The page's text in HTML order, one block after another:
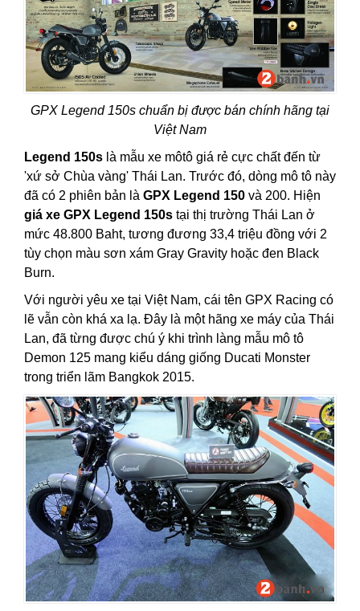
GPX Legend 150s chuẩn bị được bán chính hãng tại
Việt Nam
Legend 150s là mẫu xe môtô giá rẻ cực chất đến từ
'xứ sở Chùa vàng' Thái Lan. Trước đó, dòng mô tô này
đã có 2 phiên bản là GPX Legend 150 và 200. Hiện
giá xe GPX Legend 150s tại thị trường Thái Lan ở
mức 48.800 Baht, tương đương 33,4 triệu đồng với 2
tùy chọn màu sơn xám Gray Gravity hoặc đen Black
Burn.
Với người yêu xe tại Việt Nam, cái tên GPX Racing có
lẽ vẫn còn khá xa lạ. Đây là một hãng xe máy của Thái
Lan, đã từng được chú ý khi trình làng mẫu mô tô
Demon 125 mang kiểu dáng giống Ducati Monster
trong triển lãm Bangkok 2015.